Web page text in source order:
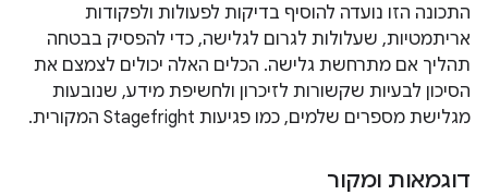
התכונה הזו נועדה להוסיף בדיקות לפעולות ולפקודות
אריתמטיות, שעלולות לגרום לגלישה, כדי להפסיק בבטחה
תהליך אם מתרחשת גלישה. הכלים האלה יכולים לצמצם את
הסיכון לבעיות שקשורות לזיכרון ולחשיפת מידע, שנובעות
מגלישת מספרים שלמים, כמו פגיעות Stagefright המקורית.
דוגמאות ומקור